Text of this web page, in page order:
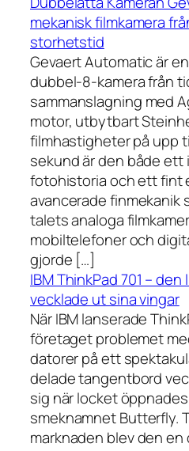
mekanisk filmkamera
storhetstid
Gevaert Automatic är
dubbel-8-kamera från
sammanslagning med
motor, utbytbart
filmhastigheter på upp
sekund är den både
fotohistoria och ett fint
avancerade finmekanik
talets analoga
mobiltelefoner och
gjorde […]
IBM ThinkPad 701 –
vecklade ut sina vingar
När IBM lanserade
företaget problemet
datorer på ett
delade tangentbord
sig när locket
smeknamnet Butterfly.
marknaden blev den